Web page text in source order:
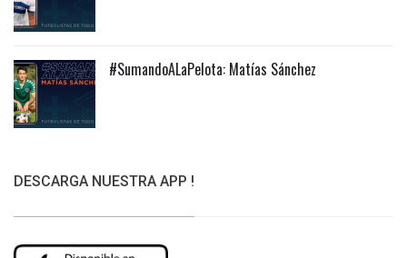
#SumandoALaPelota: Matías Sánchez
DESCARGA NUESTRA APP !